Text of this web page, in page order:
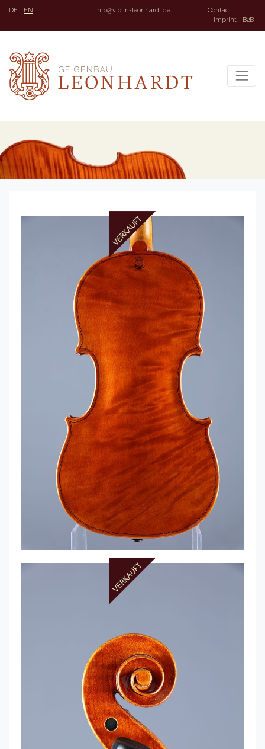
DE EN info@violin-leonhardt.de
Contact
Imprint
B2B